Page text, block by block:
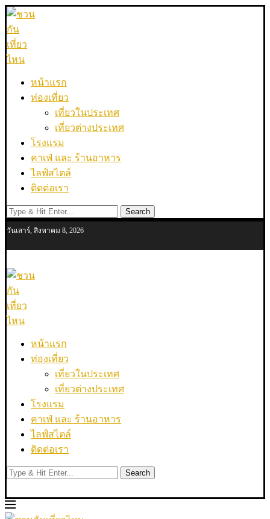
หน้าแรก
ท่องเที่ยว
เที่ยวในประเทศ
เที่ยวต่างประเทศ
โรงแรม
คาเฟ่ และ ร้านอาหาร
ไลฟ์สไตล์
ติดต่อเรา
Search
วันเสาร์, สิงหาคม 8, 2026
หน้าแรก
ท่องเที่ยว
เที่ยวในประเทศ
เที่ยวต่างประเทศ
โรงแรม
คาเฟ่ และ ร้านอาหาร
ไลฟ์สไตล์
ติดต่อเรา
Search